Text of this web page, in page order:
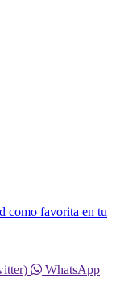
como favorita en tu
WhatsApp